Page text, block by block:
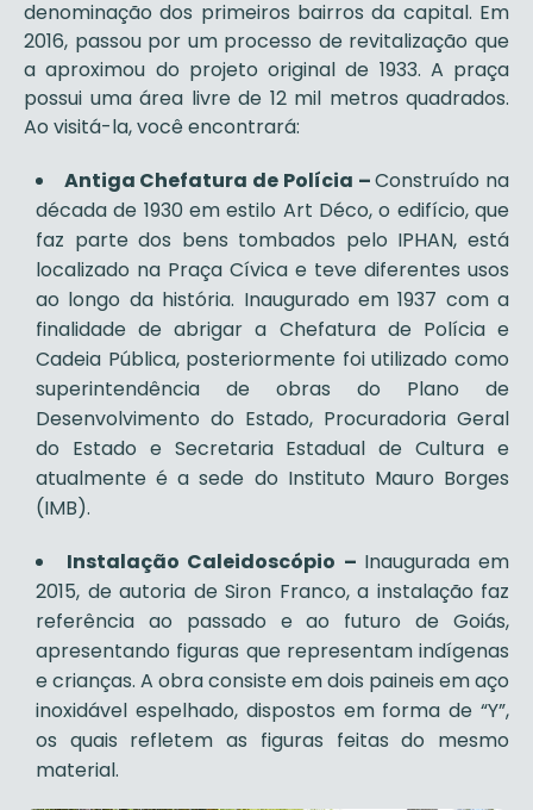
denominação dos primeiros bairros da capital. Em
2016, passou por um processo de revitalização que
a aproximou do projeto original de 1933. A praça
possui uma área livre de 12 mil metros quadrados.
Ao visitá-la, você encontrará:
Antiga Chefatura de Polícia –Construído na
década de 1930 em estilo Art Déco, o edifício, que
faz parte dos bens tombados pelo IPHAN, está
localizado na Praça Cívica e teve diferentes usos
ao longo da história. Inaugurado em 1937 com a
finalidade de abrigar a Chefatura de Polícia e
Cadeia Pública, posteriormente foi utilizado como
superintendência de obras do Plano de
Desenvolvimento do Estado, Procuradoria Geral
do Estado e Secretaria Estadual de Cultura e
atualmente é a sede do Instituto Mauro Borges
(IMB).
Instalação Caleidoscópio – Inaugurada em
2015, de autoria de Siron Franco, a instalação faz
referência ao passado e ao futuro de Goiás,
apresentando figuras que representam indígenas
e crianças. A obra consiste em dois paineis em aço
inoxidável espelhado, dispostos em forma de “Y”,
os quais refletem as figuras feitas do mesmo
material.